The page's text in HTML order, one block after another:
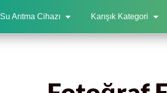
Su Arıtma Cihazı Karışık Kategori